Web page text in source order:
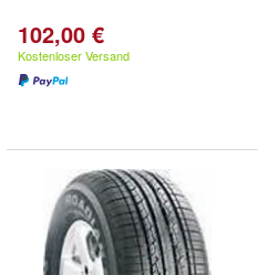
102,00 €
Kostenloser Versand